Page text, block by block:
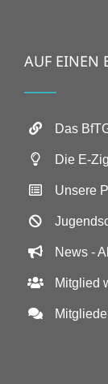
AUF EINEN
Das
Die E-
Unsere
News -
Mitglied